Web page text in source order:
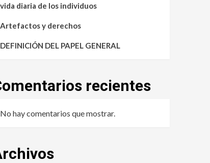
vida diaria de los individuos
Artefactos y derechos
DEFINICIÓN DEL PAPEL GENERAL
recientes
No hay comentarios que mostrar.